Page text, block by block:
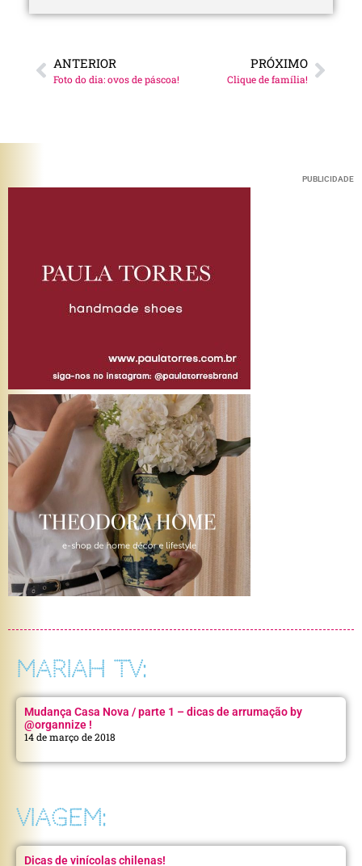
ANTERIOR
Foto do dia: ovos de páscoa!
PRÓXIMO
Clique de família!
PUBLICIDADE
MARIAH TV:
Mudança Casa Nova / parte 1 – dicas de arrumação by
@organnize !
14 de março de 2018
VIAGEM:
Dicas de vinícolas chilenas!